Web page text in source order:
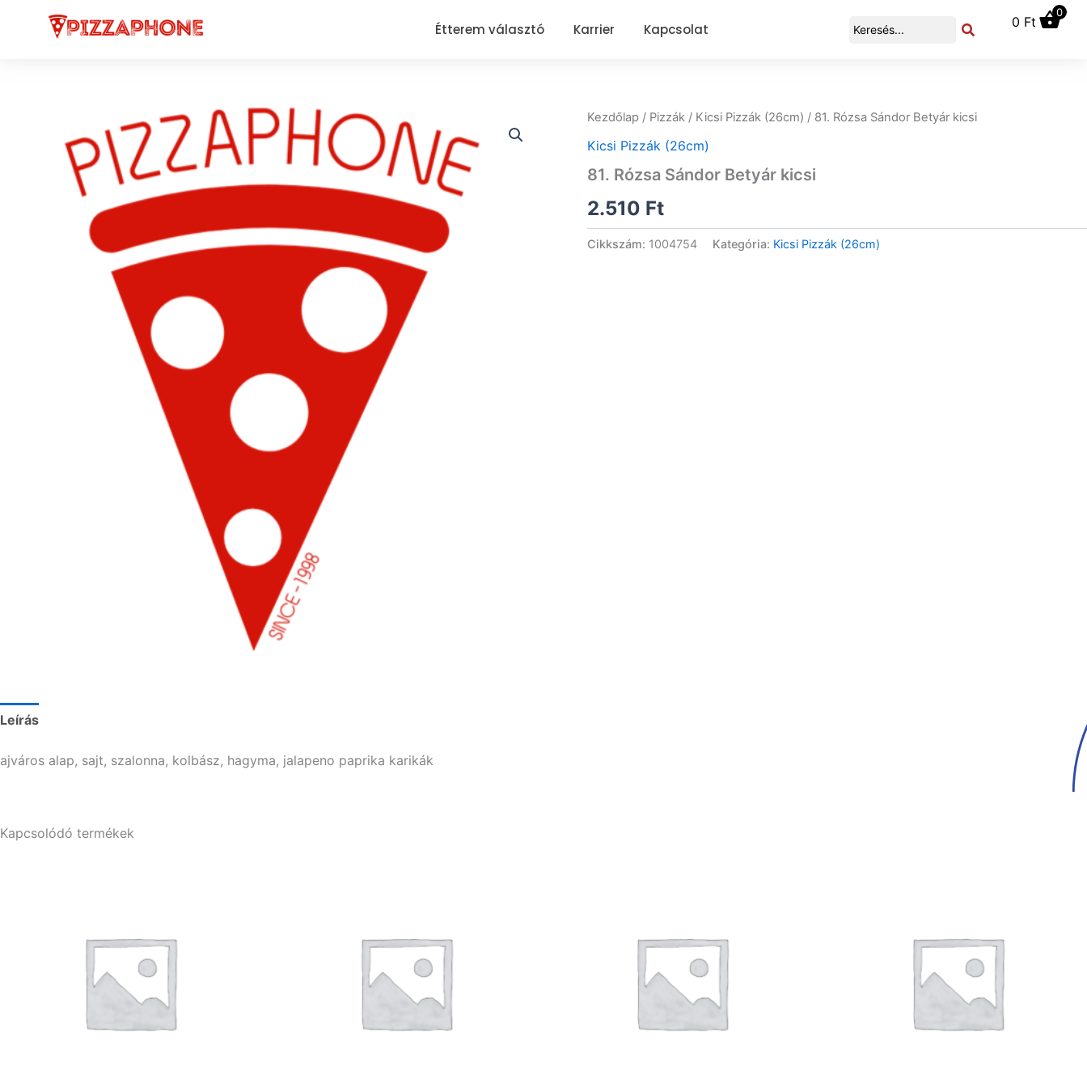
Étterem választó Karrier Kapcsolat 0 Ft
0
Kezdőlap / Pizzák/ Kicsi Pizzák (26cm) / 81. Rózsa Sándor Betyár kicsi
Kicsi Pizzák (26cm)
81. Rózsa Sándor Betyár kicsi
2.510 Ft
Cikkszám: 1004754 Kategória: Kicsi Pizzák (26cm)
Leírás
ajváros alap, sajt, szalonna, kolbász, hagyma, jalapeno paprika karikák
Kapcsolódó termékek